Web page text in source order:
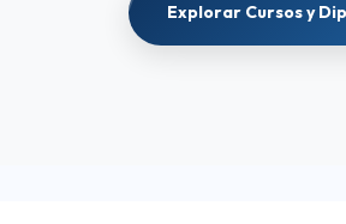
Explorar Cursos y